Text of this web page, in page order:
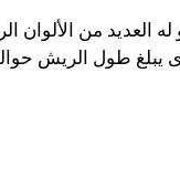
من الألوان